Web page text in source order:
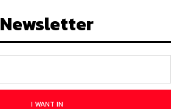
Newsletter
I WANT IN